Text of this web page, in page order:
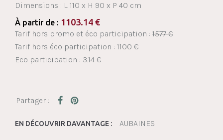
Dimensions : L 110 x H 90 x P 40 cm
À partir de : 1103.14 €
Tarif hors promo et éco participation : 1577 €
Tarif hors éco participation : 1100 €
Eco participation : 3.14 €
EN DÉCOUVRIR DAVANTAGE : AUBAINES